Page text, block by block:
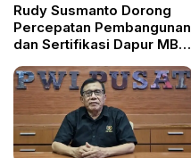
Rudy Susmanto Dorong
Percepatan Pembangunan
dan Sertifikasi Dapur MBG